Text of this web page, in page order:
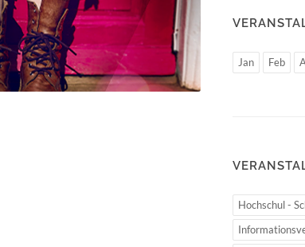
Jan Feb
Hochschul -